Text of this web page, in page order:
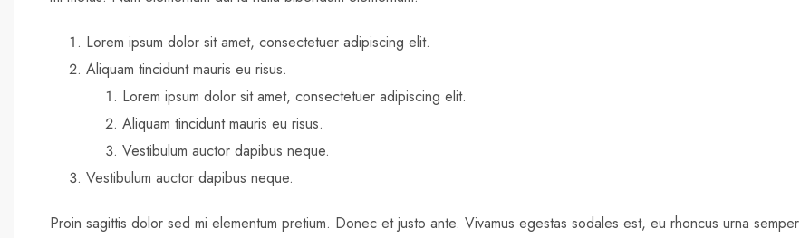
Lorem ipsum dolor sit amet, consectetuer adipiscing elit.
Aliquam tincidunt mauris eu risus.
Lorem ipsum dolor sit amet, consectetuer adipiscing elit.
Aliquam tincidunt mauris eu risus.
Vestibulum auctor dapibus neque.
Vestibulum auctor dapibus neque.
Proin sagittis dolor sed mi elementum pretium. Donec et justo ante. Vivamus egestas sodales est, eu rhoncus urna semper